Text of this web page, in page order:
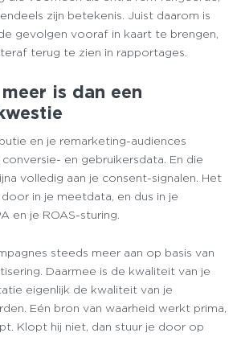
zijn betekenis. Juist daarom is
gevolgen vooraf in kaart te brengen,
terug te zien in rapportages.
is dan een
en je remarketing-audiences
en gebruikersdata. En die
volledig aan je consent-signalen. Het
in je meetdata, en dus in je
en je ROAS-sturing.
steeds meer aan op basis van
Daarmee is de kwaliteit van je
eigenlijk de kwaliteit van je
Eén bron van waarheid werkt prima,
Klopt hij niet, dan stuur je door op